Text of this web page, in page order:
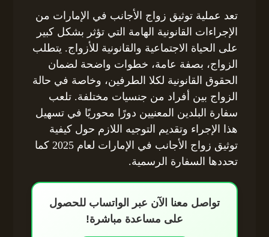
تعد عملية توثيق زواج الأجانب في الإمارات من
الإجراءات القانونية الهامة التي تؤثر بشكل كبير
على الحياة الاجتماعية والقانونية للأزواج. يتطلب
الزواج، بصفة عامة، خطوات واضحة لضمان
الحقوق القانونية لكلا الطرفين، وخاصة في حالة
الزواج بين أفراد من جنسيات مختلفة. تلعب
سفارة البلدين المعنيين دورًا محوريًا في تسهيل
هذا الإجراء وتقديم التوجيه اللازم حول كيفية
توثيق زواج الأجانب في الإمارات لعام 2025 كما
تحددها السفارة الرسمية.
تواصل معنا الآن عبر الواتساب للحصول
على مساعدة مباشرة!